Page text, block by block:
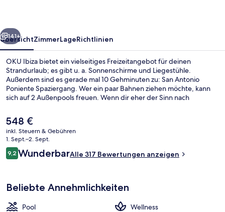
Weiter
141+
ÜbersichtZimmerLageRichtlinien
OKU Ibiza bietet ein vielseitiges Freizeitangebot für deinen
Strandurlaub; es gibt u. a. Sonnenschirme und Liegestühle.
Außerdem sind es gerade mal 10 Gehminuten zu: San Antonio
Poniente Spaziergang. Wer ein paar Bahnen ziehen möchte, kann
sich auf 2 Außenpools freuen. Wenn dir eher der Sinn nach
Massagen, Ganzkörperwickeln und Maniküre und Pediküre
verwöhnen lassen. To Kima ist auf internationale Küche spezialisiert
und serviert Frühstück und Mittagessen. Als weitere Highlights
bietet dieses Hotel im luxuriösen Stil eine Poolbar, einen
Fitnessbereich und ein Kinderbecken. Andere Reisende haben viel
Gutes über das hilfsbereite Personal zu berichten.
Der
aktuelle
Preis
beträgt
548 €.
548 €
inkl. Steuern & Gebühren
1. Sept.–2. Sept.
Bewertungen
9,29,2 von 10.
WunderbarAlle 317 Bewertungen anzeigen
Beliebte Annehmlichkeiten
Pool
Wellness